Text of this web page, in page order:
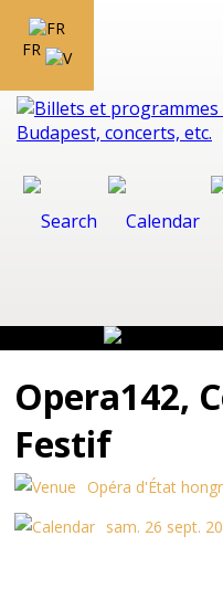
FR
Opera142,
Festif
Opéra d'État
sam. 26 sept.